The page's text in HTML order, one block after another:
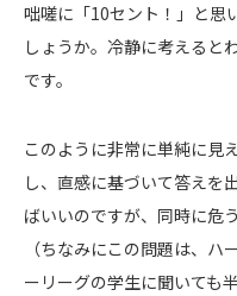
咄嗟に「10セント！」と思
しょうか。冷静に考えると
です。
このように非常に単純に見
し、直感に基づいて答えを
ばいいのですが、同時に危
（ちなみにこの問題は、
ーリーグの学生に聞いても